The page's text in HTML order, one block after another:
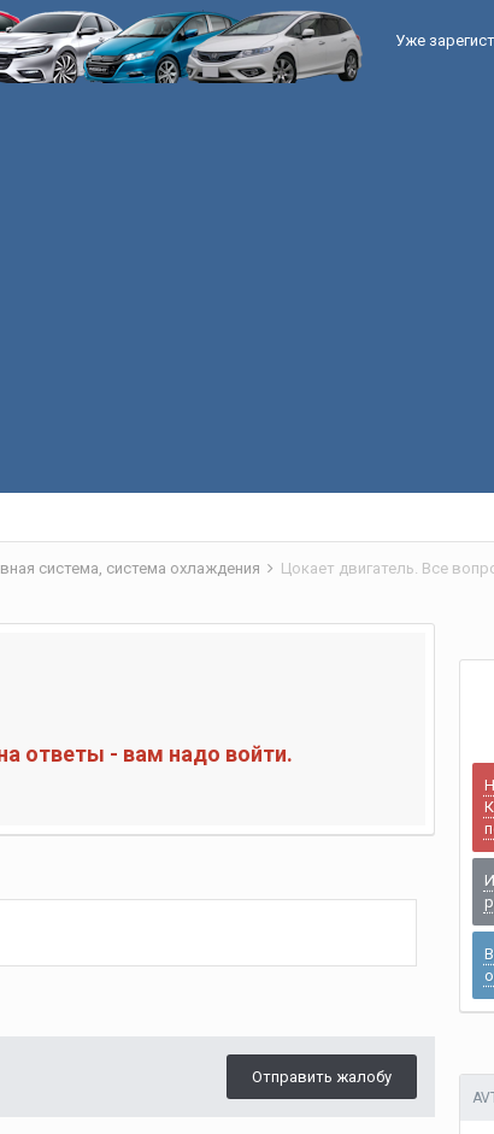
Уже
система, система охлаждения Цокает двигатель. Все
ответы - вам надо войти.
Отправить жалобу